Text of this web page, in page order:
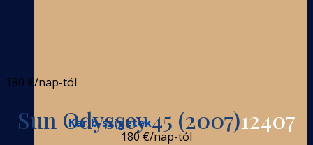
Karib-szigetek
180 €/nap-tól
Sun Odyssey 45 (2007)12407
180 €/nap-tól